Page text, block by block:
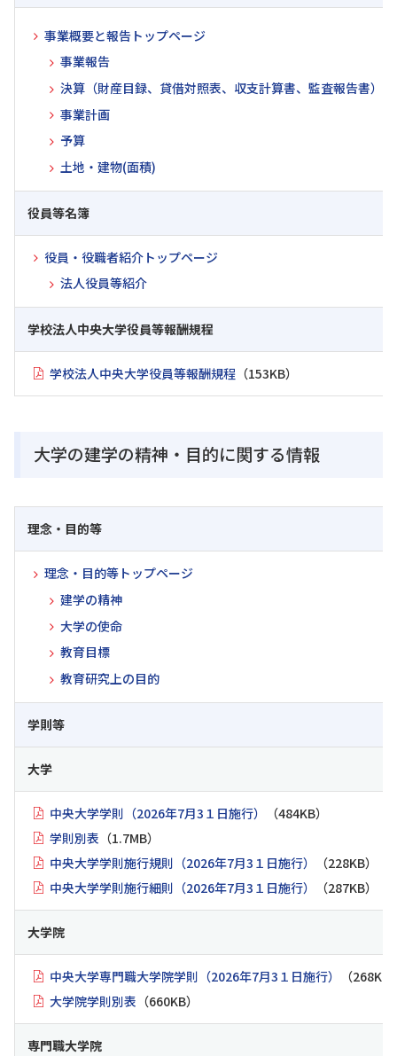
事業概要と報告トップページ
事業報告
決算（財産目録、貸借対照表、収支計算書、監査報告書）
事業計画
予算
土地・建物(面積)
役員等名簿
役員・役職者紹介トップページ
法人役員等紹介
学校法人中央大学役員等報酬規程
学校法人中央大学役員等報酬規程 （153KB）
大学の建学の精神・目的に関する情報
理念・目的等
理念・目的等トップページ
建学の精神
大学の使命
教育目標
教育研究上の目的
学則等
大学
中央大学学則（2026年7月3１日施行）
（484KB）
学則別表 （1.7MB）
中央大学学則施行規則（2026年7月3１日施行）
（228KB）
中央大学学則施行細則（2026年7月3１日施行）
（287KB）
大学院
中央大学専門職大学院学則（2026年7月3１日施行）
（268KB
大学院学則別表 （660KB）
専門職大学院